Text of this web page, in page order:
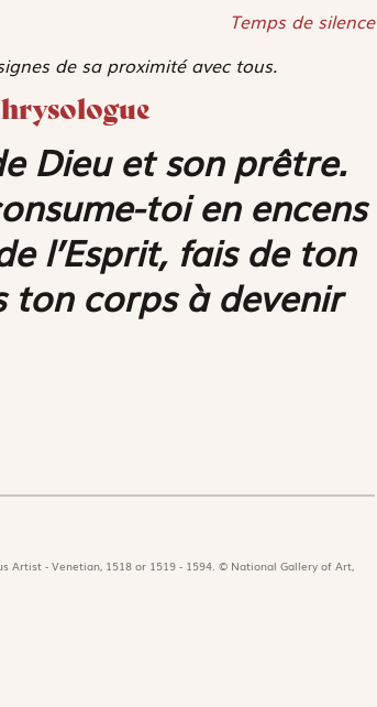
Temps de silence
de sa proximité avec tous.
Dieu et son prêtre.
toi en encens
l’Esprit, fais de ton
corps à devenir
Artist - Venetian, 1518 or 1519 - 1594. © National Gallery of Art,